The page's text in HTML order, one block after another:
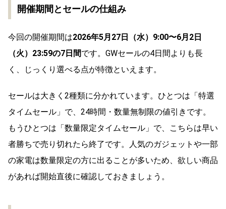
開催期間とセールの仕組み
今回の開催期間は2026年5月27日（水）9:00〜6月2日
（火）23:59の7日間です。GWセールの4日間よりも長
く、じっくり選べる点が特徴といえます。
セールは大きく2種類に分かれています。ひとつは「特選
タイムセール」で、24時間・数量無制限の値引きです。
もうひとつは「数量限定タイムセール」で、こちらは早い
者勝ちで売り切れたら終了です。人気のガジェットや一部
の家電は数量限定の方に出ることが多いため、欲しい商品
があれば開始直後に確認しておきましょう。